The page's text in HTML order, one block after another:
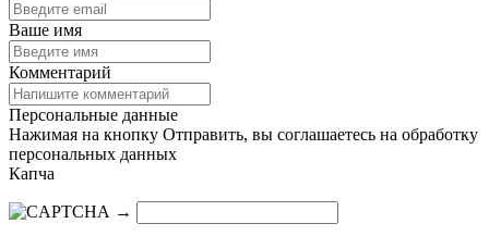
Ваше имя
Комментарий
Персональные данные
Нажимая на кнопку Отправить, вы соглашаетесь на обработку
персональных данных
Капча
→